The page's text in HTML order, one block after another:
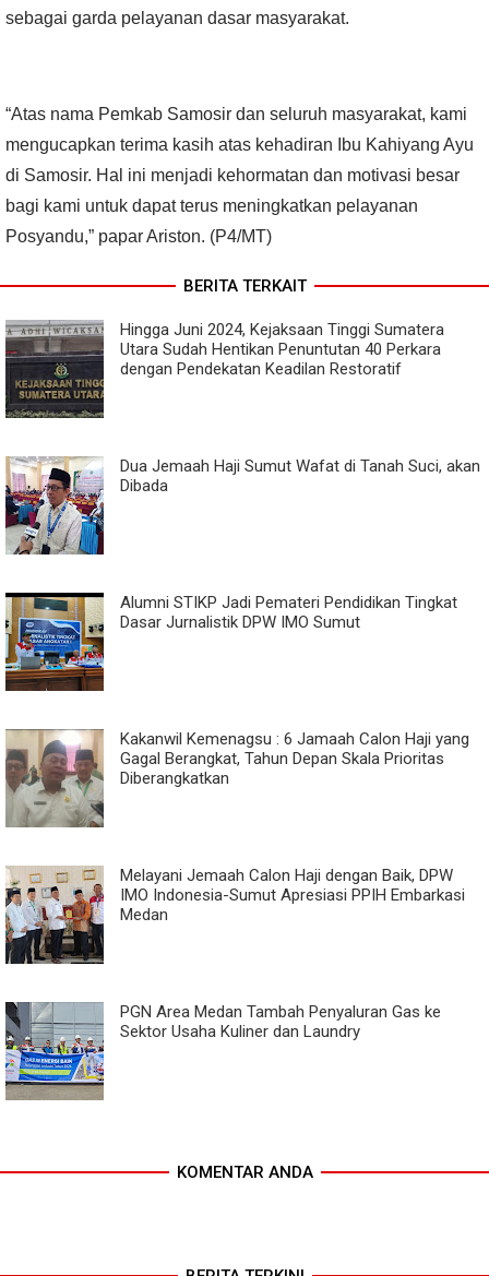
sebagai garda pelayanan dasar masyarakat.
“Atas nama Pemkab Samosir dan seluruh masyarakat, kami
mengucapkan terima kasih atas kehadiran Ibu Kahiyang Ayu
di Samosir. Hal ini menjadi kehormatan dan motivasi besar
bagi kami untuk dapat terus meningkatkan pelayanan
Posyandu,” papar Ariston. (P4/MT)
BERITA TERKAIT
Hingga Juni 2024, Kejaksaan Tinggi Sumatera
Utara Sudah Hentikan Penuntutan 40 Perkara
dengan Pendekatan Keadilan Restoratif
Dua Jemaah Haji Sumut Wafat di Tanah Suci, akan
Dibada
Alumni STIKP Jadi Pemateri Pendidikan Tingkat
Dasar Jurnalistik DPW IMO Sumut
Kakanwil Kemenagsu : 6 Jamaah Calon Haji yang
Gagal Berangkat, Tahun Depan Skala Prioritas
Diberangkatkan
Melayani Jemaah Calon Haji dengan Baik, DPW
IMO Indonesia-Sumut Apresiasi PPIH Embarkasi
Medan
PGN Area Medan Tambah Penyaluran Gas ke
Sektor Usaha Kuliner dan Laundry
KOMENTAR ANDA